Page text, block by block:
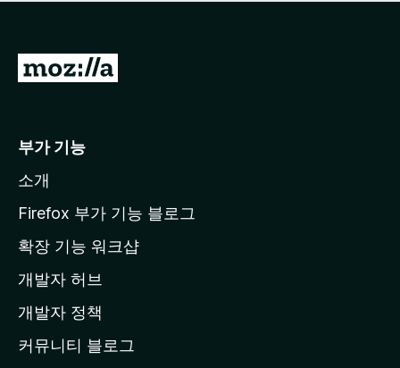
점
습
니
M
l
a
페
이
지
이
부가 기능
소개
Firefox 부가 기능 블로그
확장 기능 워크샵
개발자 허브
개발자 정책
커뮤니티 블로그